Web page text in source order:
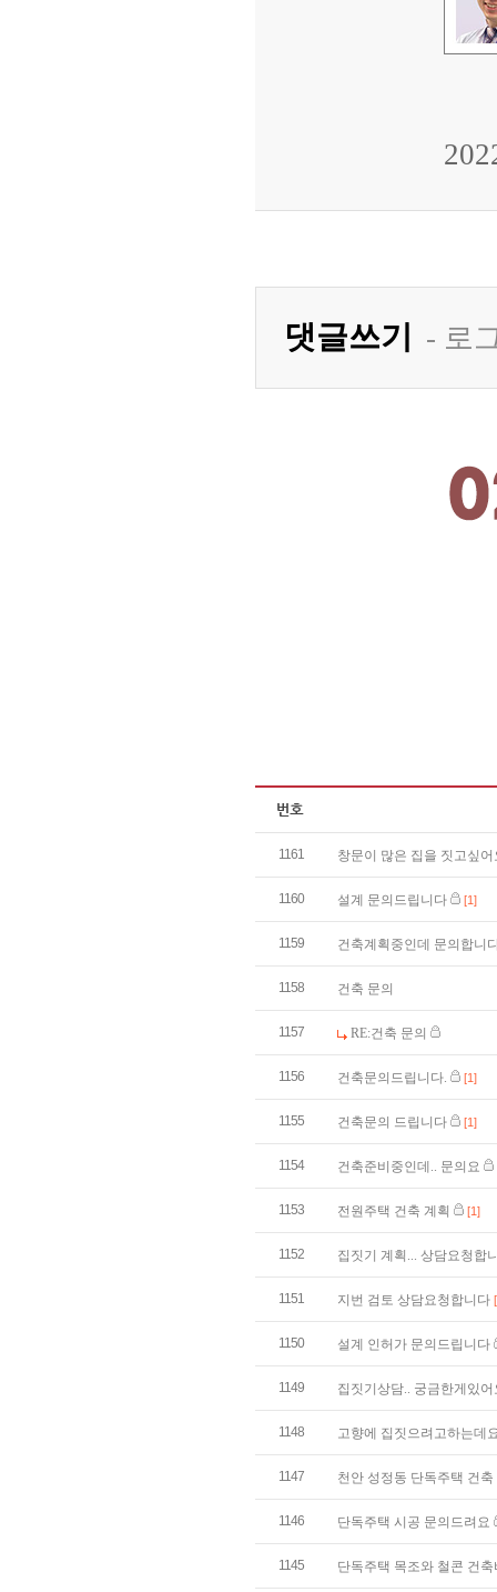
1161 창문이 많은 집을 짓고싶어
1160 설계 문의드립니다 [1]
1159 건축계획중인데 문의합니
1158 건축 문의
1157 RE:건축 문의
1156 건축문의드립니다. [1]
1155 건축문의 드립니다 [1]
1154 건축준비중인데.. 문의요
1153 전원주택 건축 계획 [1]
1152 집짓기 계획... 상담요청합
1151 지번 검토 상담요청합니다
1150 설계 인허가 문의드립니다
1149 집짓기상담.. 궁금한게있어
1148 고향에 집짓으려고하는데
1147 천안 성정동 단독주택 건
1146 단독주택 시공 문의드려요
1145 단독주택 목조와 철콘 건